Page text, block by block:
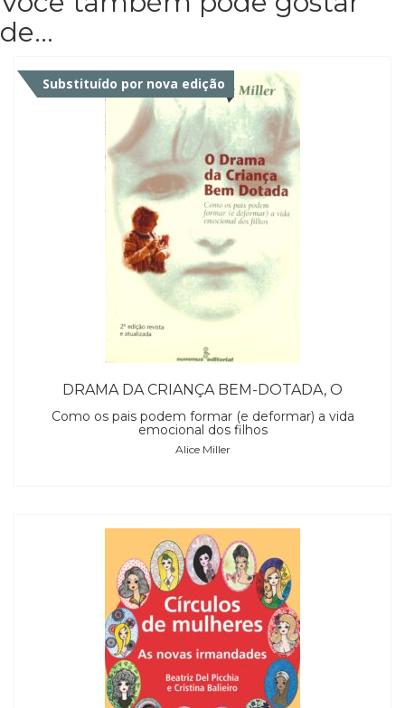
de…
Substituído por nova edição
DRAMA DA CRIANÇA BEM-DOTADA, O
Como os pais podem formar (e deformar) a vida
emocional dos filhos
Alice Miller